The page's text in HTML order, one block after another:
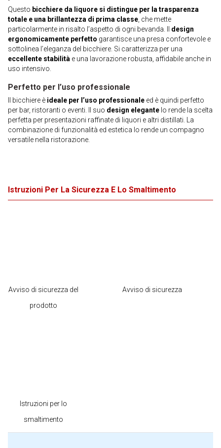
Questo bicchiere da liquore si distingue per la trasparenza
totale e una brillantezza di prima classe , che mette
particolarmente in risalto l’aspetto di ogni bevanda. Il design
ergonomicamente perfetto garantisce una presa confortevole e
sottolinea l’eleganza del bicchiere. Si caratterizza per una
eccellente stabilità e una lavorazione robusta, affidabile anche in
uso intensivo.
Perfetto per l’uso professionale
Il bicchiere è ideale per l’uso professionale ed è quindi perfetto
per bar, ristoranti o eventi. Il suo design elegante lo rende la scelta
perfetta per presentazioni raffinate di liquori e altri distillati. La
combinazione di funzionalità ed estetica lo rende un compagno
versatile nella ristorazione.
Istruzioni Per La Sicurezza E Lo Smaltimento
Avviso di sicurezza del
prodotto
Avviso di sicurezza
Istruzioni per lo
smaltimento